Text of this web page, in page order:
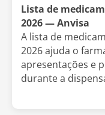
Lista de
2026 — Anvisa
A lista de
2026 ajuda o
apresentações e
durante a